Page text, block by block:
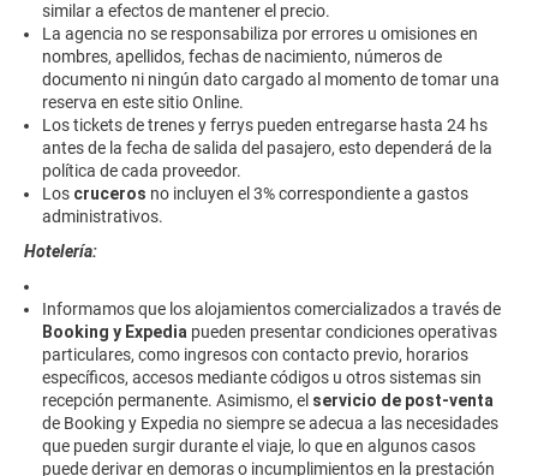
similar a efectos de mantener el precio.
La agencia no se responsabiliza por errores u omisiones en
nombres, apellidos, fechas de nacimiento, números de
documento ni ningún dato cargado al momento de tomar una
reserva en este sitio Online.
Los tickets de trenes y ferrys pueden entregarse hasta 24 hs
antes de la fecha de salida del pasajero, esto dependerá de la
política de cada proveedor.
Los cruceros no incluyen el 3% correspondiente a gastos
administrativos.
Hotelería:
Informamos que los alojamientos comercializados a través de
Booking y Expedia pueden presentar condiciones operativas
particulares, como ingresos con contacto previo, horarios
específicos, accesos mediante códigos u otros sistemas sin
recepción permanente. Asimismo, el servicio de post-venta
de Booking y Expedia no siempre se adecua a las necesidades
que pueden surgir durante el viaje, lo que en algunos casos
puede derivar en demoras o incumplimientos en la prestación